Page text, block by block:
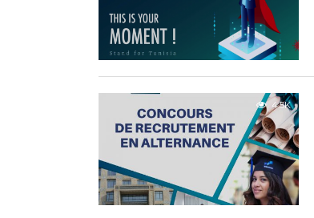
4.5K